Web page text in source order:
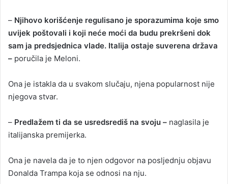
– Njihovo korišćenje regulisano je sporazumima koje smo
uvijek poštovali i koji neće moći da budu prekršeni dok
sam ja predsjednica vlade. Italija ostaje suverena država
– poručila je Meloni.
Ona je istakla da u svakom slučaju, njena popularnost nije
njegova stvar.
– Predlažem ti da se usredsrediš na svoju – naglasila je
italijanska premijerka.
Ona je navela da je to njen odgovor na posljednju objavu
Donalda Trampa koja se odnosi na nju.